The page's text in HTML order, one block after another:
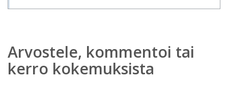
Arvostele, kommentoi tai
kerro kokemuksista